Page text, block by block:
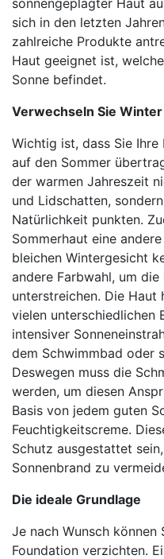
sich in den letzten
zahlreiche Produkte
Haut geeignet ist,
Sonne befindet.
Verwechseln Sie
Wichtig ist, dass Sie
auf den Sommer
der warmen Jahreszeit
und Lidschatten,
Natürlichkeit punkten.
Sommerhaut eine
bleichen Wintergesicht
andere Farbwahl, um
unterstreichen. Die
vielen unterschiedlichen
intensiver
dem Schwimmbad oder
Deswegen muss die
werden, um diesen
Basis von jedem guten
Feuchtigkeitscreme.
Schutz ausgestattet
Sonnenbrand zu
Die ideale Grundlage
Je nach Wunsch
Foundation verzichten.